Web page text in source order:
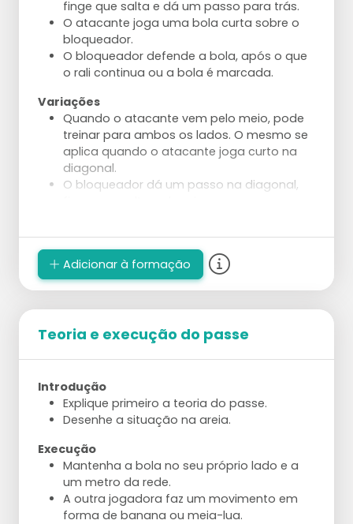
finge que salta e dá um passo para trás.
O atacante joga uma bola curta sobre o
bloqueador.
O bloqueador defende a bola, após o que
o rali continua ou a bola é marcada.
Variações
Quando o atacante vem pelo meio, pode
treinar para ambos os lados. O mesmo se
aplica quando o atacante joga curto na
diagonal.
O bloqueador dá um passo na diagonal,
A primeira bola deve ser jogada curta.
Depois jogue um contra o outro pelo
ponto.
Aplique numa situação em que o atacante
bola de uma mesa.
na diagonal.
Adicionar à formação
Teoria e execução do passe
Introdução
Explique primeiro a teoria do passe.
Desenhe a situação na areia.
Execução
Mantenha a bola no seu próprio lado e a
um metro da rede.
A outra jogadora faz um movimento em
forma de banana ou meia-lua.